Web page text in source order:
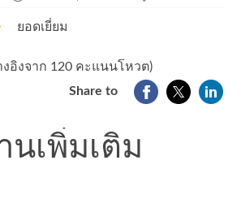
ยอดเยี่ยม
อิงจาก 120 คะแนนโหวต)
Share to
นเพิ่มเติม